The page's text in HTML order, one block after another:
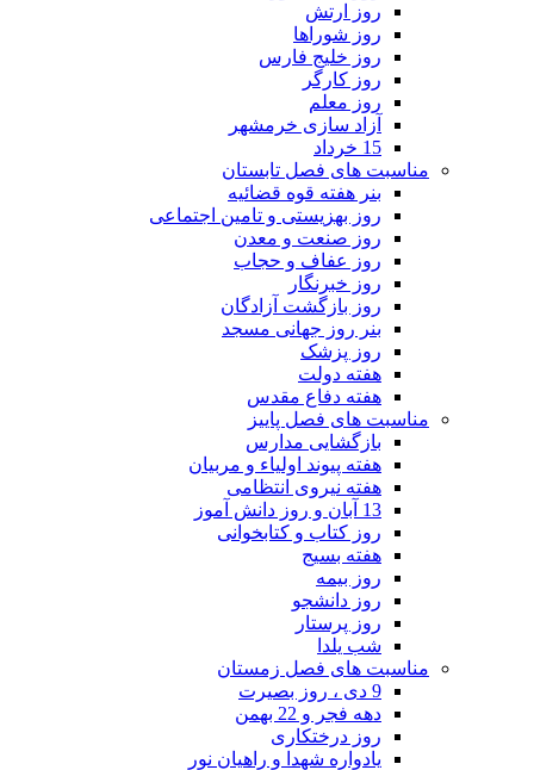
روز ارتش
روز شوراها
روز خلیج فارس
روز کارگر
روز معلم
آزاد سازی خرمشهر
15 خرداد
مناسبت های فصل تابستان
بنر هفته قوه قضائیه
روز بهزیستی و تامین اجتماعی
روز صنعت و معدن
روز عفاف و حجاب
روز خبرنگار
روز بازگشت آزادگان
بنر روز جهانی مسجد
روز پزشک
هفته دولت
هفته دفاع مقدس
مناسبت های فصل پاییز
بازگشایی مدارس
هفته پیوند اولیاء و مربیان
هفته نیروی انتظامی
13 آبان و روز دانش آموز
روز کتاب و کتابخوانی
هفته بسیج
روز بیمه
روز دانشجو
روز پرستار
شب یلدا
مناسبت های فصل زمستان
9 دی ، روز بصیرت
دهه فجر و 22 بهمن
روز درختکاری
یادواره شهدا و راهیان نور